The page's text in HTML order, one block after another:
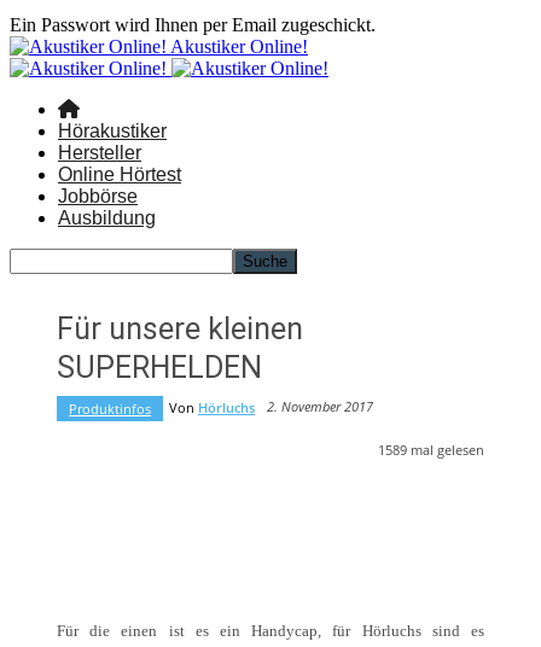
Ein Passwort wird Ihnen per Email zugeschickt.
Akustiker Online!
Hörakustiker
Hersteller
Online Hörtest
Jobbörse
Ausbildung
Für unsere kleinen
SUPERHELDEN
Produktinfos Von Hörluchs 2. November 2017
1589 mal gelesen
Für die einen ist es ein Handycap, für Hörluchs sind es